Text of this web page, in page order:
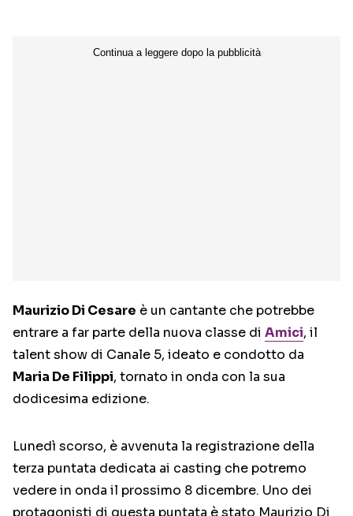
Maurizio Di Cesare è un cantante che potrebbe
entrare a far parte della nuova classe di Amici, il
talent show di Canale 5, ideato e condotto da
Maria De Filippi, tornato in onda con la sua
dodicesima edizione.
Lunedì scorso, è avvenuta la registrazione della
terza puntata dedicata ai casting che potremo
vedere in onda il prossimo 8 dicembre. Uno dei
protagonisti di questa puntata è stato Maurizio Di